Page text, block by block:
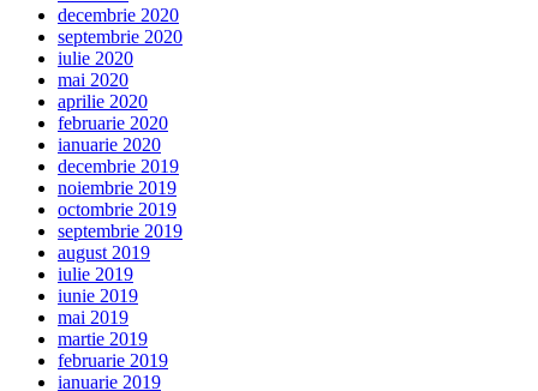
decembrie 2020
septembrie 2020
iulie 2020
mai 2020
aprilie 2020
februarie 2020
ianuarie 2020
decembrie 2019
noiembrie 2019
octombrie 2019
septembrie 2019
august 2019
iulie 2019
iunie 2019
mai 2019
martie 2019
februarie 2019
ianuarie 2019